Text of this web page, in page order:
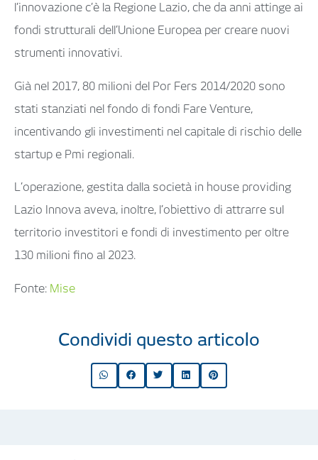
l’innovazione c’è la Regione Lazio, che da anni attinge ai
fondi strutturali dell’Unione Europea per creare nuovi
strumenti innovativi.
Già nel 2017, 80 milioni del Por Fers 2014/2020 sono
stati stanziati nel fondo di fondi Fare Venture,
incentivando gli investimenti nel capitale di rischio delle
startup e Pmi regionali.
L’operazione, gestita dalla società in house providing
Lazio Innova aveva, inoltre, l’obiettivo di attrarre sul
territorio investitori e fondi di investimento per oltre
130 milioni fino al 2023.
Fonte: Mise
Condividi questo articolo